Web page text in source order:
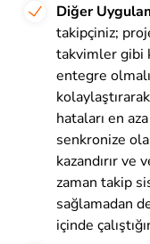
Diğer
takipçiniz;
takvimler gibi
entegre
hataları en
senkronize
kazandırır ve
zaman takip
sağlamadan
içinde